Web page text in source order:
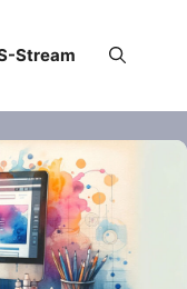
Stream